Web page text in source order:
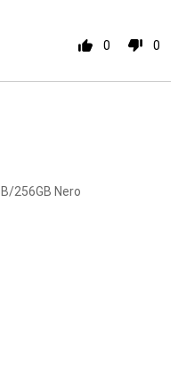
0 0
256GB Nero